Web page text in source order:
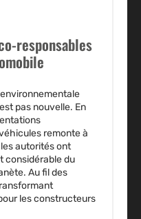
responsables
pas nouvelle. En
remonte à
autorités ont
considérable du
Au fil des
lesconstructeurs